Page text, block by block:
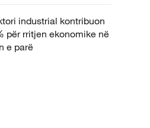
industrial kontribuon
për rritjen ekonomike në
e parë